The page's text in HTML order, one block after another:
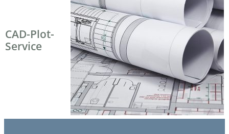
CAD-Plot-
Service